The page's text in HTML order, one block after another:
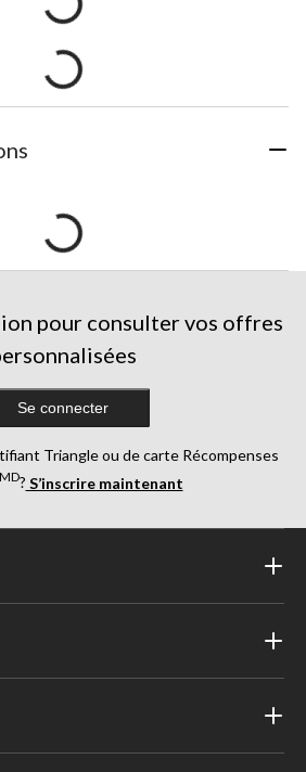
pour consulter vos offres
Se connecter
Triangle ou de carte Récompenses
MD? S’inscrire maintenant